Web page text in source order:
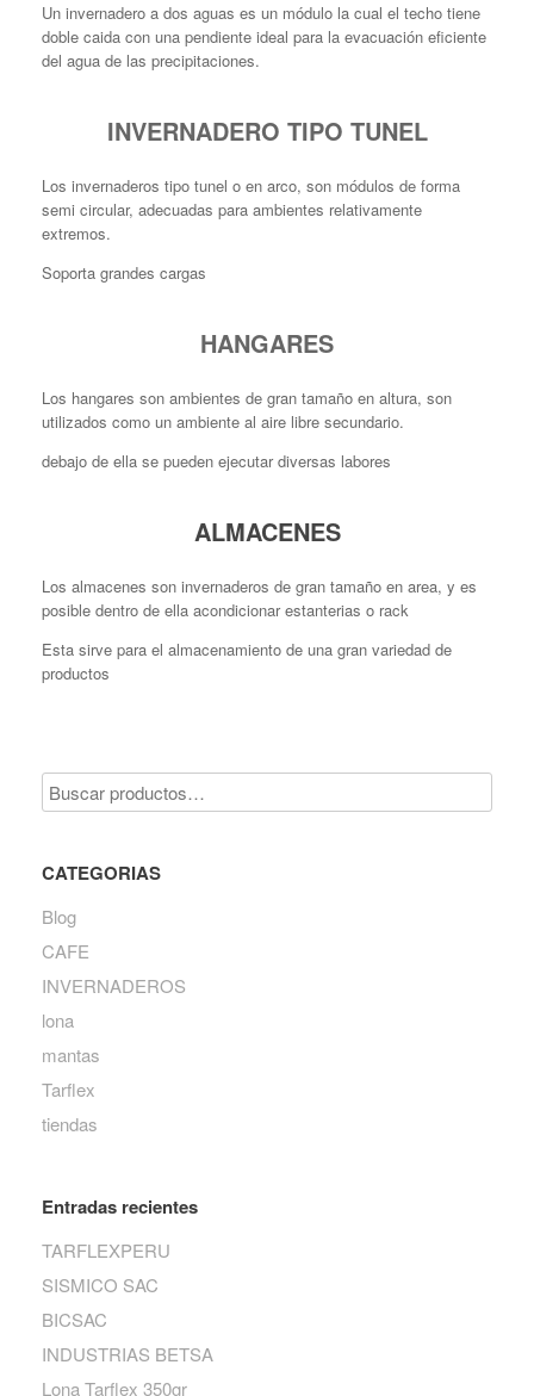
Un invernadero a dos aguas es un módulo la cual el techo tiene
doble caida con una pendiente ideal para la evacuación eficiente
del agua de las precipitaciones.
INVERNADERO TIPO TUNEL
Los invernaderos tipo tunel o en arco, son módulos de forma
semi circular, adecuadas para ambientes relativamente
extremos.
Soporta grandes cargas
HANGARES
Los hangares son ambientes de gran tamaño en altura, son
utilizados como un ambiente al aire libre secundario.
debajo de ella se pueden ejecutar diversas labores
ALMACENES
Los almacenes son invernaderos de gran tamaño en area, y es
posible dentro de ella acondicionar estanterias o rack
Esta sirve para el almacenamiento de una gran variedad de
productos
CATEGORIAS
Blog
CAFE
INVERNADEROS
lona
mantas
Tarflex
tiendas
Entradas recientes
TARFLEXPERU
SISMICO SAC
BICSAC
INDUSTRIAS BETSA
Lona Tarflex 350gr